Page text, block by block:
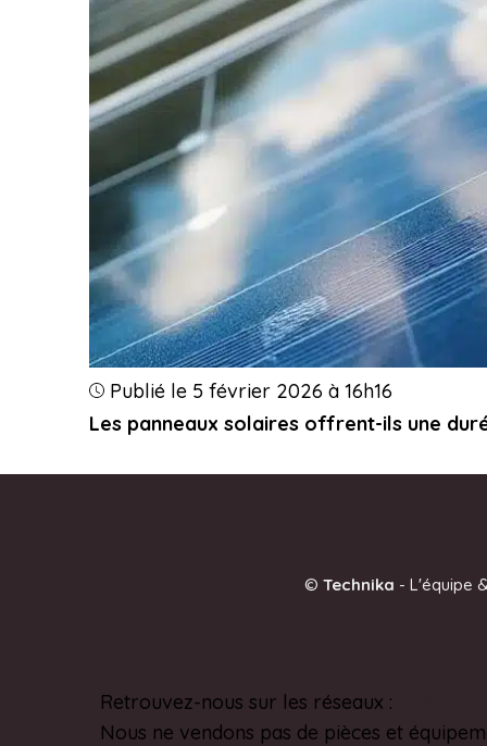
Les panneaux solaires offrent-ils une
Publié le 5 février 2026 à 16h16
© Technika - L'équipe
Retrouvez-nous sur les réseaux :
Nous ne vendons pas de pièces et